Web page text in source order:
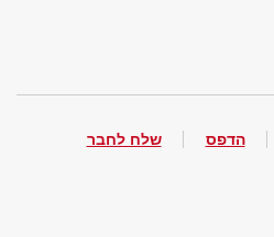
הדפס שלח לחבר